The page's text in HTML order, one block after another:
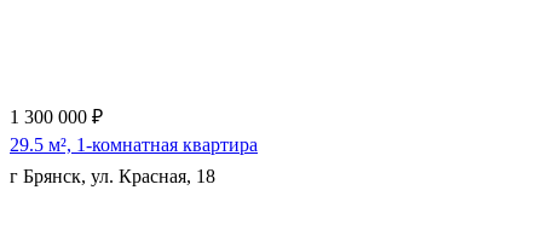
1 300 000 ₽
29.5 м², 1-комнатная квартира
г Брянск, ул. Красная, 18